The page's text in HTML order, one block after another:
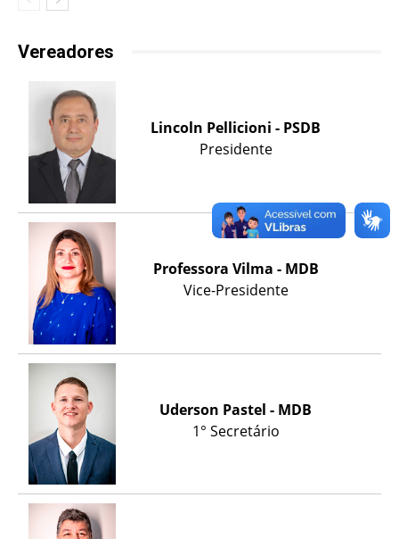
Vereadores
Lincoln Pellicioni - PSDB
Presidente
Professora Vilma - MDB
Vice-Presidente
Uderson Pastel - MDB
1° Secretário